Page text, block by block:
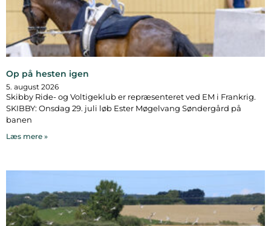
Op på hesten igen
5. august 2026
Skibby Ride- og Voltigeklub er repræsenteret ved EM i Frankrig.
SKIBBY: Onsdag 29. juli løb Ester Møgelvang Søndergård på
banen
Læs mere »